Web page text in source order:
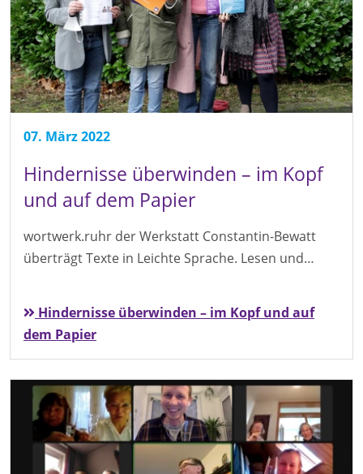
07. März 2022
Hindernisse überwinden – im Kopf
und auf dem Papier
wortwerk.ruhr der Werkstatt Constantin-Bewatt
überträgt Texte in Leichte Sprache. Lesen und…
Hindernisse überwinden – im Kopf und auf
dem Papier